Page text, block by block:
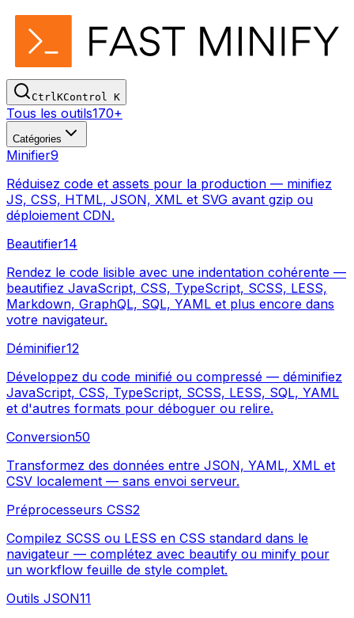
CtrlKControl K
Tous les outils170+
Catégories
Minifier9
Réduisez code et assets pour la production — minifiez
JS, CSS, HTML, JSON, XML et SVG avant gzip ou
déploiement CDN.
Beautifier14
Rendez le code lisible avec une indentation cohérente —
beautifiez JavaScript, CSS, TypeScript, SCSS, LESS,
Markdown, GraphQL, SQL, YAML et plus encore dans
votre navigateur.
Déminifier12
Développez du code minifié ou compressé — déminifiez
JavaScript, CSS, TypeScript, SCSS, LESS, SQL, YAML
et d'autres formats pour déboguer ou relire.
Conversion50
Transformez des données entre JSON, YAML, XML et
CSV localement — sans envoi serveur.
Préprocesseurs CSS2
Compilez SCSS ou LESS en CSS standard dans le
navigateur — complétez avec beautify ou minify pour
un workflow feuille de style complet.
Outils JSON11